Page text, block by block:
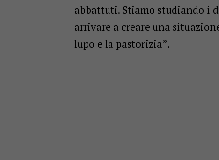
abbattuti. Stiamo studiando i
arrivare a creare una
lupo e la pastorizia”.